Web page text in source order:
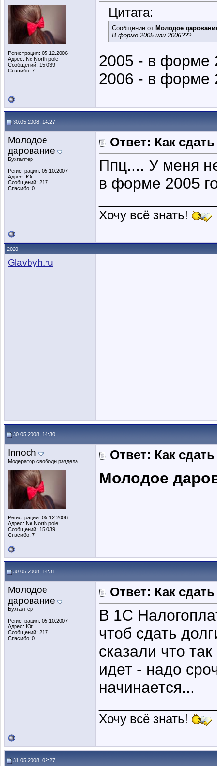
Регистрация: 05.12.2006
Адрес: Ne North pole
Сообщений: 15,039
Спасибо: 7
Цитата:
Сообщение от Молодое
В форме 2005 или 2006???
2005 - в форме
2006 - в форме
30.05.2008, 14:27
Молодое
дарование
Бухгалтер
Регистрация: 05.10.2007
Адрес: Юг
Сообщений: 217
Спасибо: 0
Ответ: Как
Ппц.... У меня
в форме 2005
Хочу всё знать!
2020
Glavbyh.ru
30.05.2008, 14:30
Innoch
Модератор свободн.раздела
Регистрация: 05.12.2006
Адрес: Ne North pole
Сообщений: 15,039
Спасибо: 7
Ответ: Как
Молодое
30.05.2008, 14:31
Молодое
дарование
Бухгалтер
Регистрация: 05.10.2007
Адрес: Юг
Сообщений: 217
Спасибо: 0
Ответ: Как
В 1С
чтоб сдать
сказали что
идет - надо
начинается...
Хочу всё знать!
31.05.2008, 02:27